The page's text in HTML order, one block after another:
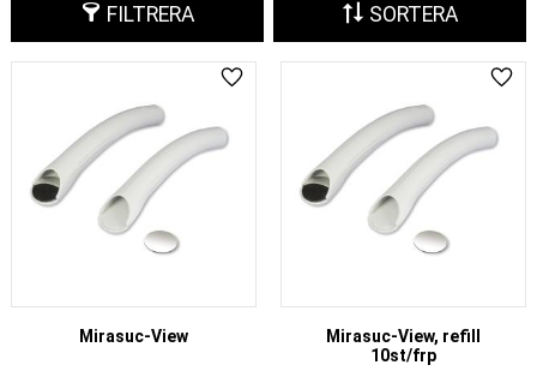
FILTRERA SORTERA
Mirasuc-View
Lägg till i favoriter
Mirasuc-View, refill
10st/frp